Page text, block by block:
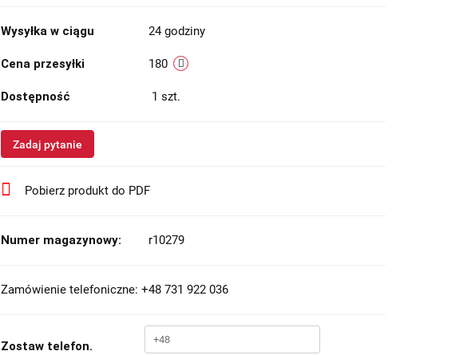
Wysyłka w ciągu 24 godziny
Cena przesyłki 180
Dostępność 1 szt.
Zadaj pytanie
Pobierz produkt do PDF
Numer magazynowy: r10279
Zamówienie telefoniczne: +48 731 922 036
Zostaw telefon.